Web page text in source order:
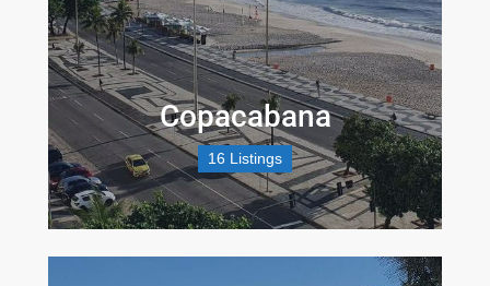
Copacabana
16 Listings